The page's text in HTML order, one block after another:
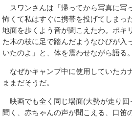
スワンさんは「帰ってから写真に写
怖くて私はすぐに携帯を投げてしまっ
地面を歩くよう音が聞こえたわ。ポキ
た木の枝に足で踏んだようなひびが入
いたのよ」と、体を震わせながら語る。
なぜかキャンプ中に使用していたカ
ままだそうだ。
映画でも全く同じ場面(大勢が走り回
聞く、赤ちゃんの声が聞こえる、口笛